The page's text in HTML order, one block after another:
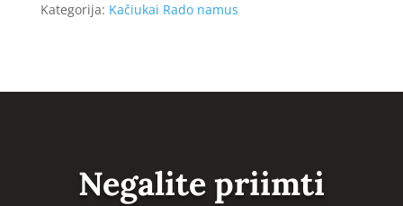
Kategorija: Kačiukai Rado namus
Negalite priimti